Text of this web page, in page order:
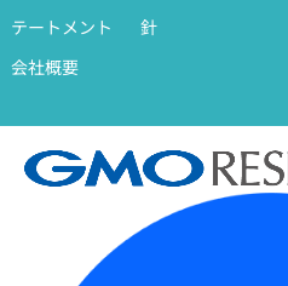
テートメント
針
会社概要